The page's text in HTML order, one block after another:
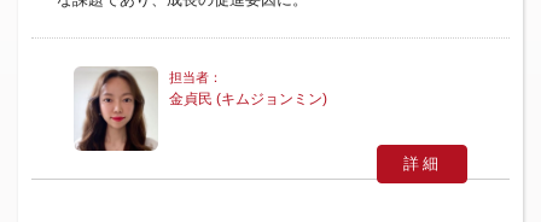
金貞民 (キムジョンミン)
詳細